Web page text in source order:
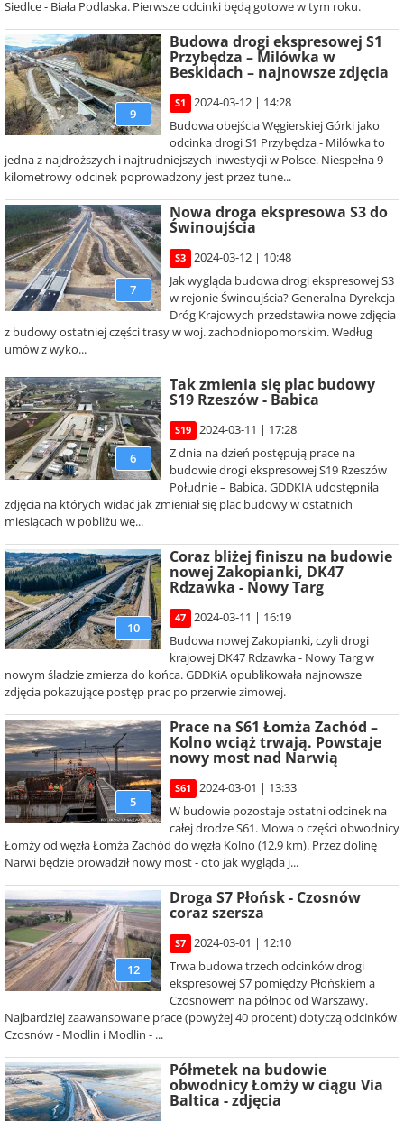
Siedlce - Biała Podlaska. Pierwsze odcinki będą gotowe w tym roku.
9
Budowa drogi ekspresowej S1
Przybędza – Milówka w
Beskidach – najnowsze zdjęcia
S1
2024-03-12 | 14:28
Budowa obejścia Węgierskiej Górki jako
odcinka drogi S1 Przybędza - Milówka to
jedna z najdroższych i najtrudniejszych inwestycji w Polsce. Niespełna 9
kilometrowy odcinek poprowadzony jest przez tune...
7
Nowa droga ekspresowa S3 do
Świnoujścia
S3
2024-03-12 | 10:48
Jak wygląda budowa drogi ekspresowej S3
w rejonie Świnoujścia? Generalna Dyrekcja
Dróg Krajowych przedstawiła nowe zdjęcia
z budowy ostatniej części trasy w woj. zachodniopomorskim. Według
umów z wyko...
6
Tak zmienia się plac budowy
S19 Rzeszów - Babica
S19
2024-03-11 | 17:28
Z dnia na dzień postępują prace na
budowie drogi ekspresowej S19 Rzeszów
Południe – Babica. GDDKIA udostępniła
zdjęcia na których widać jak zmieniał się plac budowy w ostatnich
miesiącach w pobliżu wę...
10
Coraz bliżej finiszu na budowie
nowej Zakopianki, DK47
Rdzawka - Nowy Targ
47
2024-03-11 | 16:19
Budowa nowej Zakopianki, czyli drogi
krajowej DK47 Rdzawka - Nowy Targ w
nowym śladzie zmierza do końca. GDDKiA opublikowała najnowsze
zdjęcia pokazujące postęp prac po przerwie zimowej.
5
Prace na S61 Łomża Zachód –
Kolno wciąż trwają. Powstaje
nowy most nad Narwią
S61
2024-03-01 | 13:33
W budowie pozostaje ostatni odcinek na
całej drodze S61. Mowa o części obwodnicy
Łomży od węzła Łomża Zachód do węzła Kolno (12,9 km). Przez dolinę
Narwi będzie prowadził nowy most - oto jak wygląda j...
12
Droga S7 Płońsk - Czosnów
coraz szersza
S7
2024-03-01 | 12:10
Trwa budowa trzech odcinków drogi
ekspresowej S7 pomiędzy Płońskiem a
Czosnowem na północ od Warszawy.
Najbardziej zaawansowane prace (powyżej 40 procent) dotyczą odcinków
Czosnów - Modlin i Modlin - ...
Półmetek na budowie
obwodnicy Łomży w ciągu Via
Baltica - zdjęcia